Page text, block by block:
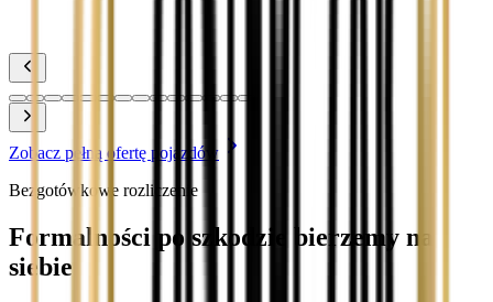
Zobacz pełną ofertę pojazdów
Bezgotówkowe rozliczenie
Formalności po szkodzie bierzemy na
siebie